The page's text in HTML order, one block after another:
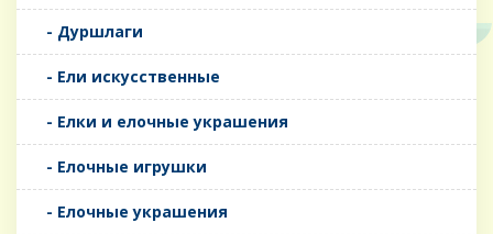
- Дуршлаги
- Ели искусственные
- Елки и елочные украшения
- Елочные игрушки
- Елочные украшения